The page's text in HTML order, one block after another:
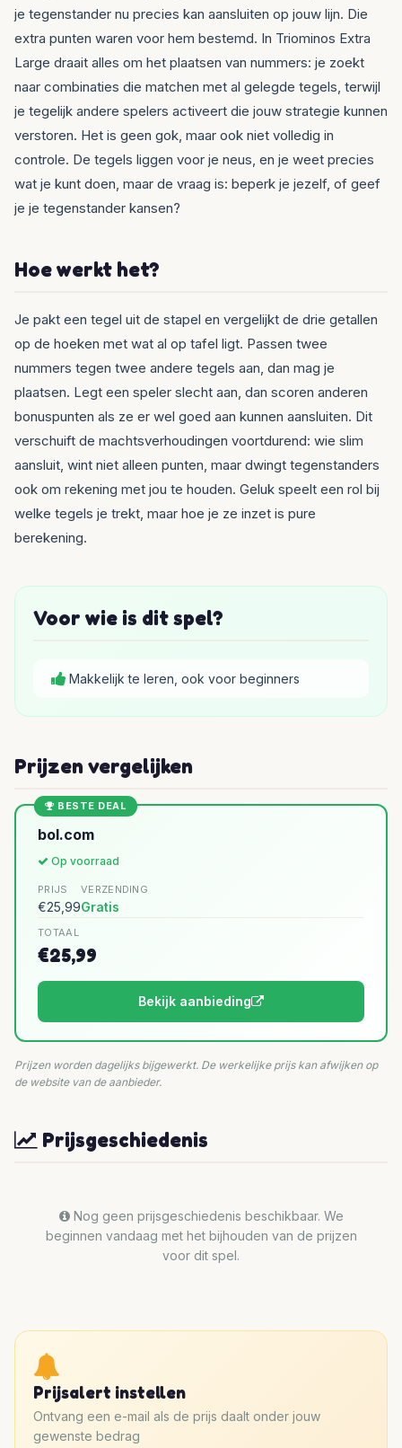
je tegenstander nu precies kan aansluiten op jouw lijn. Die
extra punten waren voor hem bestemd. In Triominos Extra
Large draait alles om het plaatsen van nummers: je zoekt
naar combinaties die matchen met al gelegde tegels, terwijl
je tegelijk andere spelers activeert die jouw strategie kunnen
verstoren. Het is geen gok, maar ook niet volledig in
controle. De tegels liggen voor je neus, en je weet precies
wat je kunt doen, maar de vraag is: beperk je jezelf, of geef
je je tegenstander kansen?
Hoe werkt het?
Je pakt een tegel uit de stapel en vergelijkt de drie getallen
op de hoeken met wat al op tafel ligt. Passen twee
nummers tegen twee andere tegels aan, dan mag je
plaatsen. Legt een speler slecht aan, dan scoren anderen
bonuspunten als ze er wel goed aan kunnen aansluiten. Dit
verschuift de machtsverhoudingen voortdurend: wie slim
aansluit, wint niet alleen punten, maar dwingt tegenstanders
ook om rekening met jou te houden. Geluk speelt een rol bij
welke tegels je trekt, maar hoe je ze inzet is pure
berekening.
Voor wie is dit spel?
Makkelijk te leren, ook voor beginners
Prijzen vergelijken
BESTE DEAL
bol.com
Op voorraad
PRIJS
€25,99
VERZENDING
Gratis
TOTAAL
€25,99
Bekijk aanbieding
Prijzen worden dagelijks bijgewerkt. De werkelijke prijs kan afwijken op
de website van de aanbieder.
Prijsgeschiedenis
Nog geen prijsgeschiedenis beschikbaar. We
beginnen vandaag met het bijhouden van de prijzen
voor dit spel.
Prijsalert instellen
Ontvang een e-mail als de prijs daalt onder jouw
gewenste bedrag